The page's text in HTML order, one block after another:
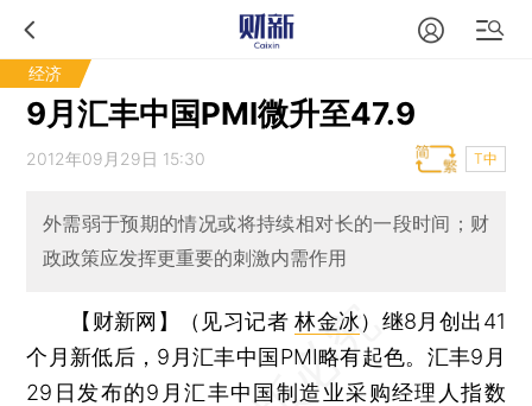
经济
9月汇丰中国PMI微升至47.9
2012年09月29日 15:30 T中
外需弱于预期的情况或将持续相对长的一段时间；财
政政策应发挥更重要的刺激内需作用
【财新网】（见习记者林金冰） 继8月创出41
个月新低后，9月汇丰中国PMI略有起色。汇丰9月
29日发布的9月汇丰中国制造业采购经理人指数